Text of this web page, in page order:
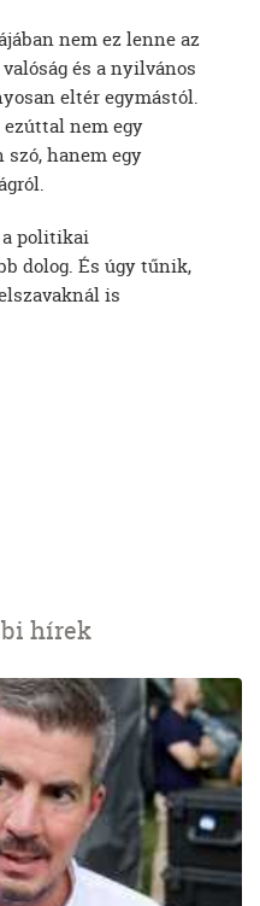
nem ez lenne az
és a nyilvános
eltér egymástól.
nem egy
hanem egy
a politikai
dolog. És úgy tűnik,
is
hírek